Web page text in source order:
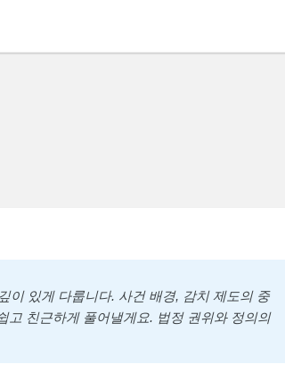
이 있게 다룹니다. 사건 배경, 감치 제도의 중
고 친근하게 풀어낼게요. 법정 권위와 정의의